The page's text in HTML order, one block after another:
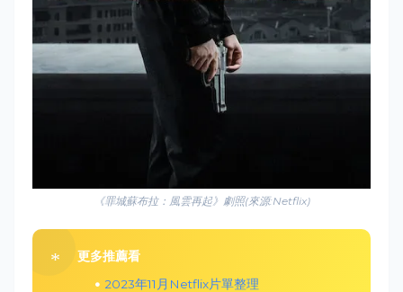
《罪城蘇布拉：風雲再起》劇照(來源:Netflix)
更多推薦看
2023年11月Netflix片單整理